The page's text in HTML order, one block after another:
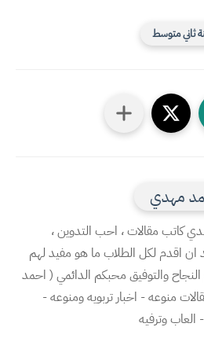
ثاني متوسط
مهدي
كاتب مقالات ، احب التدوين ،
اقدم لكل الطلاب ما هو مفيد لهم
والتوفيق محبكم الدائمي ( احمد
منوعه - اخبار تربويه ومنوعه -
وترفيه